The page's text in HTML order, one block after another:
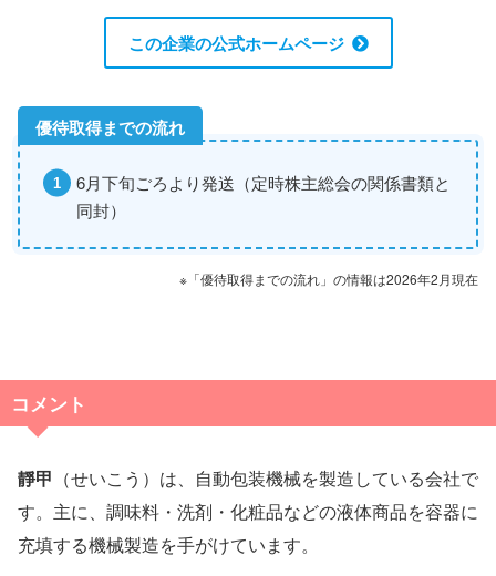
この企業の公式ホームページ
6月下旬ごろより発送（定時株主総会の関係書類と
同封）
※「優待取得までの流れ」の情報は2026年2月現在
コメント
靜甲 （せいこう）は、自動包装機械を製造している会社で
す。主に、調味料・洗剤・化粧品などの液体商品を容器に
充填する機械製造を手がけています。